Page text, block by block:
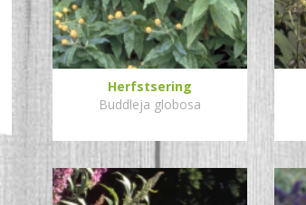
Herfstsering
Buddleja globosa